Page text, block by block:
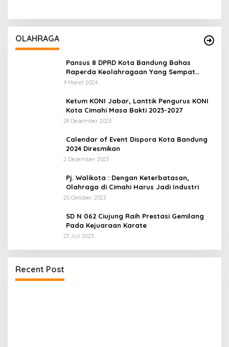
OLAHRAGA
Pansus 8 DPRD Kota Bandung Bahas
Raperda Keolahragaan Yang Sempat
Tertunda
9 Maret 2024
Ketum KONI Jabar, Lanttik Pengurus KONI
Kota Cimahi Masa Bakti 2023-2027
28 Desember 2023
Calendar of Event Dispora Kota Bandung
2024 Diresmikan
2 Desember 2023
Pj. Walikota : Dengan Keterbatasan,
Olahraga di Cimahi Harus Jadi Industri
20 Oktober 2023
SD N 062 Ciujung Raih Prestasi Gemilang
Pada Kejuaraan Karate
23 Juli 2023
Recent Post
UPDATE : Proyek Rehabilitasi Jalan Ciporeat
Rp591 Juta Rampung, Ketebalan Rabat Beton